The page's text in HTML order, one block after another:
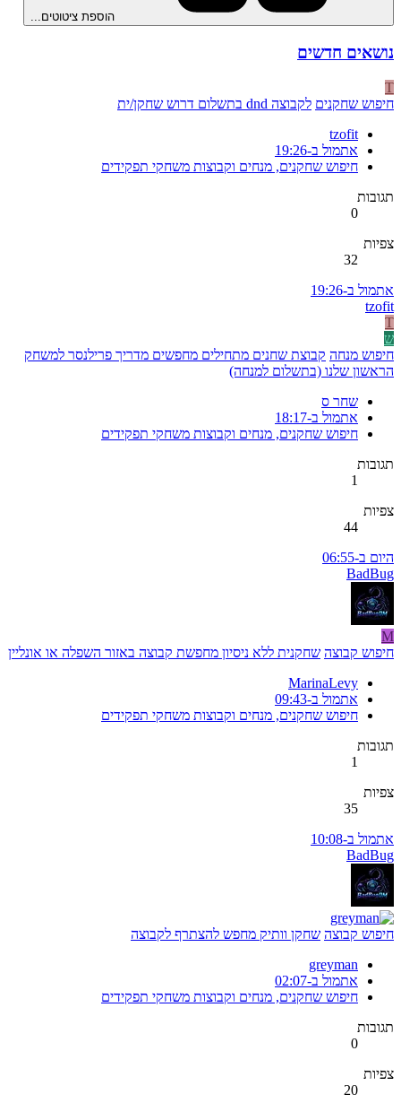
נושאים חדשים
T
חיפוש שחקנים לקבוצה dnd בתשלום דרוש שחקן/ית
tzofit
אתמול ב-19:26
חיפוש שחקנים, מנחים וקבוצות משחקי תפקידים
תגובות
0
צפיות
32
אתמול ב-19:26
tzofit
T
ש
חיפוש מנחה קבוצת שחנים מתחילים מחפשים מדריך פרילנסר למשחק
הראשון שלנו (בתשלום למנחה)
שחר ס
אתמול ב-18:17
חיפוש שחקנים, מנחים וקבוצות משחקי תפקידים
תגובות
1
צפיות
44
היום ב-06:55
BadBug
M
חיפוש קבוצה שחקנית ללא ניסיון מחפשת קבוצה באזור השפלה או אונליין
MarinaLevy
אתמול ב-09:43
חיפוש שחקנים, מנחים וקבוצות משחקי תפקידים
תגובות
1
צפיות
35
אתמול ב-10:08
BadBug
חיפוש קבוצה שחקן וותיק מחפש להצתרף לקבוצה
greyman
אתמול ב-02:07
חיפוש שחקנים, מנחים וקבוצות משחקי תפקידים
תגובות
0
צפיות
20